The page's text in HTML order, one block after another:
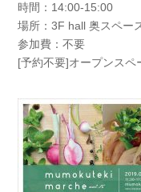
時間：14:00-15:00
場所：3F hall 奥スペー
参加費：不要
[予約不要]オープンスペ